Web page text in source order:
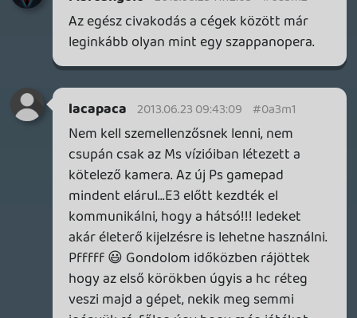
De ilyesmi sem történt, de te azért vedd
csak meg a kinectet, mert MI, a
Microsoftnál aztán tutira tudjuk mi kell
nektek.... (HHAAAHAHA) Értitek, pont az a
akik össze-vissza vari
álnak az új gépükkel kapcsolatban, olyan
hányingerkeltő kommunikációval
párosítva, hogy azt már tanítani kellene...
axl 2013.06.22 10:10:27
nattila77 2013.06.22 17:55:22 #0a3ly
"Mondjuk a dobozost eladhatod, de
drágább, a digitálisat meg nem adhatod el,
de olcsóbb. Ennyi kellett volna, nem pedig
oldalakon keresztül feltételeket fektetni az
emberek elé. "